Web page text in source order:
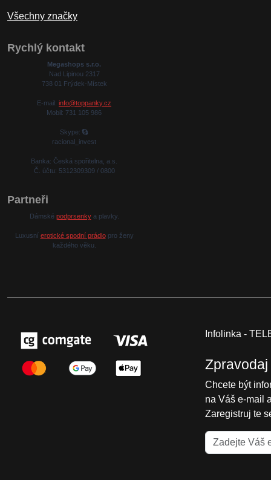
Všechny značky
Rychlý kontakt
Megashops s.r.o.
Nad Lipinou 2317
738 01 Frýdek-Místek
E-mail: info@toppanky.cz
Mobil: 731 105 986
Skype:
racional_invest
Banka: Česká spořitelna, a.s.
Č. účtu: 5312309309 / 0800
Partneři
Dámské podprsenkya plavky.
Luxusní erotické spodní prádlopro ženy
každého věku.
Infolinka -
Zpravodaj
Chcete být
na Váš e-mail
Zaregistruj te